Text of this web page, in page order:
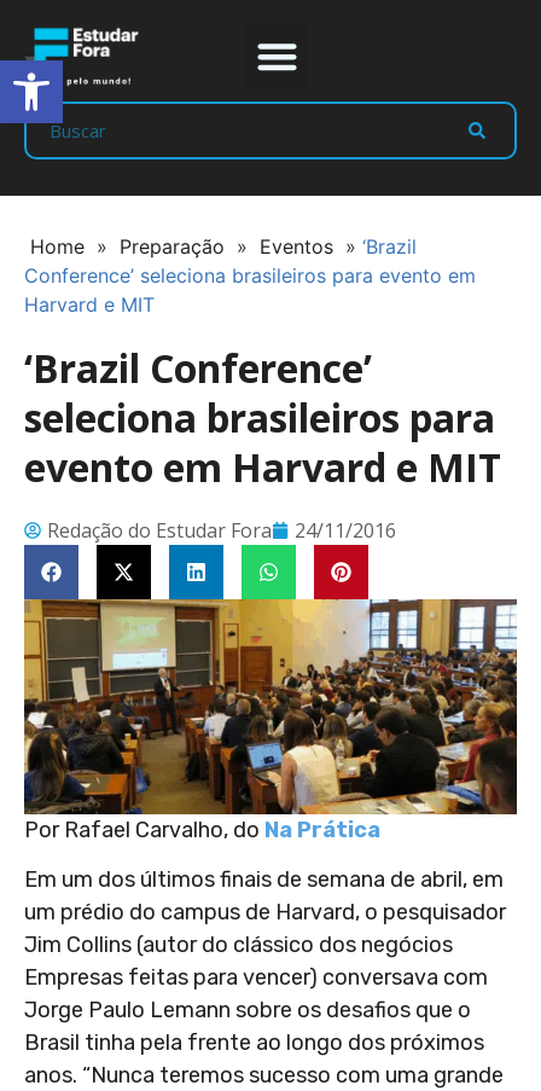
Home » Preparação » Eventos » ‘Brazil
Conference’ seleciona brasileiros para evento em
Harvard e MIT
‘Brazil Conference’
seleciona brasileiros para
evento em Harvard e MIT
Redação do Estudar Fora 24/11/2016
Por Rafael Carvalho, do Na Prática
Em um dos últimos finais de semana de abril, em
um prédio do campus de Harvard, o pesquisador
Jim Collins (autor do clássico dos negócios
Empresas feitas para vencer) conversava com
Jorge Paulo Lemann sobre os desafios que o
Brasil tinha pela frente ao longo dos próximos
anos. “Nunca teremos sucesso com uma grande
Abrir a barra de ferramentas